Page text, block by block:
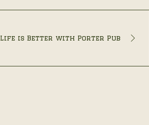
Life is Better with Porter Pub